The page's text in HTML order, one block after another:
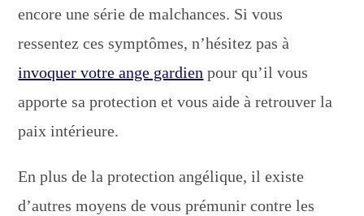
encore une série de malchances. Si vous
ressentez ces symptômes, n’hésitez pas à
invoquer votre ange gardien pour qu’il vous
apporte sa protection et vous aide à retrouver la
paix intérieure.
En plus de la protection angélique, il existe
d’autres moyens de vous prémunir contre les